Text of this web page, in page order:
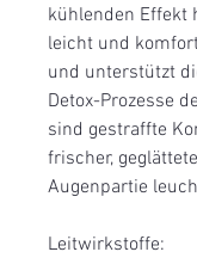
kühlenden Effekt
leicht und
und unterstützt
Detox-Prozesse
sind gestraffte
frischer,
Augenpartie
Leitwirkstoffe: